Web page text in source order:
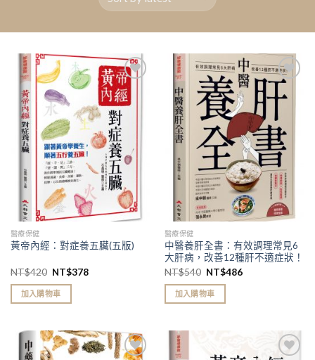
加入
「願
望清
醫療保健
黃帝內經：對症養五臟(五版)
NT$420 NT$378
加入購物車
「願
醫療保健
中醫養肝全書：有效調理常見6
大肝病，改善12種肝不適症狀！
NT$540 NT$486
加入購物車